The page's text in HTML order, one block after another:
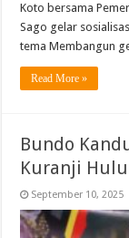
Koto bersama
Sago gelar
tema Membangun
Read More »
Bundo
Kuranji
September 10, 2025